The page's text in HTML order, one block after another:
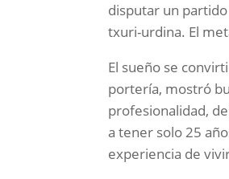
disputar un
txuri-urdina. El
El sueño se
portería, mostró
profesionalidad,
a tener solo 25
experiencia de